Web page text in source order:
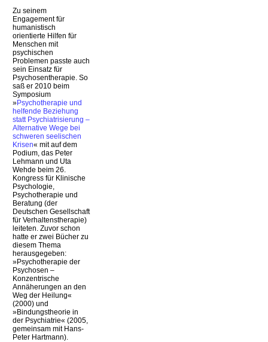
Zu seinem
Engagement für
humanistisch
orientierte Hilfen für
Menschen mit
psychischen
Problemen passte auch
sein Einsatz für
Psychosentherapie. So
saß er 2010 beim
Symposium
»Psychotherapie und
helfende Beziehung
statt Psychiatrisierung –
Alternative Wege bei
schweren seelischen
Krisen« mit auf dem
Podium, das Peter
Lehmann und Uta
Wehde beim 26.
Kongress für Klinische
Psychologie,
Psychotherapie und
Beratung (der
Deutschen Gesellschaft
für Verhaltenstherapie)
leiteten. Zuvor schon
hatte er zwei Bücher zu
diesem Thema
herausgegeben:
»Psychotherapie der
Psychosen –
Konzentrische
Annäherungen an den
Weg der Heilung«
(2000) und
»Bindungstheorie in
der Psychiatrie« (2005,
gemeinsam mit Hans-
Peter Hartmann).